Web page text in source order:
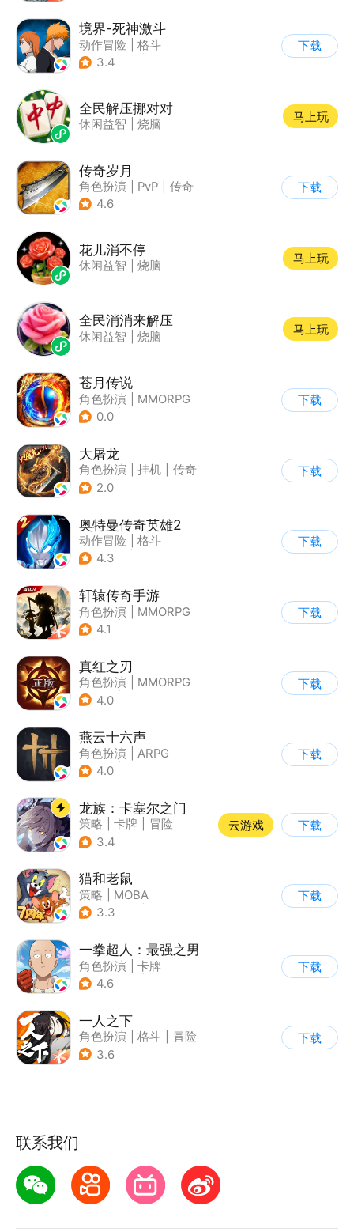
境界-死神激斗
动作冒险
格斗
| 动漫改编
3.4
下载
全民解压挪对对
休闲益智 烧脑
马上玩
传奇岁月
角色扮演 PvP
传奇
| 千人同屏
4.6
下载
花儿消不停
休闲益智 烧脑
马上玩
全民消消来解压
休闲益智 烧脑
马上玩
苍月传说
角色扮演
MMORPG
| 传奇
0.0
下载
大屠龙
角色扮演 挂机
传奇
| 千人同屏
2.0
下载
奥特曼传奇英雄2
动作冒险
格斗
| 奥特曼
4.3
下载
轩辕传奇手游
角色扮演
MMORPG
| 神话
4.1
下载
真红之刃
角色扮演
MMORPG
| 魔法
4.0
下载
燕云十六声
角色扮演
ARPG
| 武侠
4.0
下载
龙族：卡塞尔之门
策略 卡牌
冒险
| 龙族
3.4
云游戏 下载
猫和老鼠
策略
MOBA
| 动漫改编
3.3
下载
一拳超人：最强之男
角色扮演
卡牌
| 动漫改编
4.6
下载
一人之下
角色扮演 格斗
冒险
| 一人之下
3.6
下载
联系我们